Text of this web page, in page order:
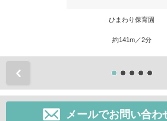
ひまわり保育園
約141m／2分
メールでお問い合わ